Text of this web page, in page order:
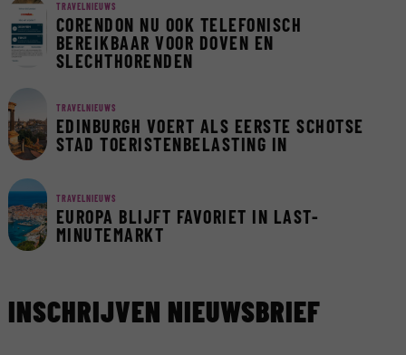
TRAVELNIEUWS
CORENDON NU OOK TELEFONISCH
BEREIKBAAR VOOR DOVEN EN
SLECHTHORENDEN
TRAVELNIEUWS
EDINBURGH VOERT ALS EERSTE SCHOTSE
STAD TOERISTENBELASTING IN
TRAVELNIEUWS
EUROPA BLIJFT FAVORIET IN LAST-
MINUTEMARKT
INSCHRIJVEN NIEUWSBRIEF